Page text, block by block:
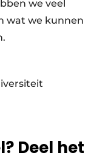
we veel
wat we kunnen
Deel het